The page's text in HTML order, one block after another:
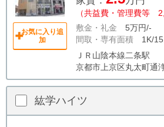
お気に入り追
加
（共益費・管理費等
敷金・礼金 5万円/-
間取・専有面積 1K/
ＪＲ山陰本線二条駅
京都市上京区丸太町通
紘学ハイツ